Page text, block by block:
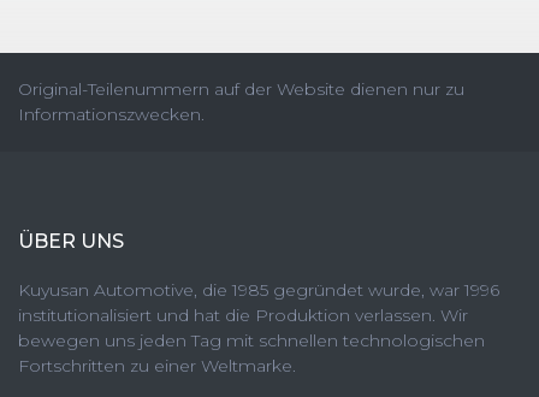
Original-Teilenummern auf der Website dienen nur zu
Informationszwecken.
ÜBER UNS
Kuyusan Automotive, die 1985 gegründet wurde, war 1996
institutionalisiert und hat die Produktion verlassen. Wir
bewegen uns jeden Tag mit schnellen technologischen
Fortschritten zu einer Weltmarke.